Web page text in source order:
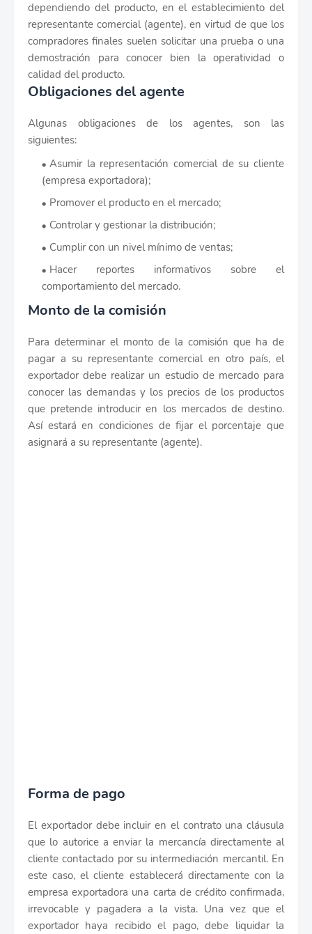
dependiendo del producto, en el establecimiento del
representante comercial (agente), en virtud de que los
compradores finales suelen solicitar una prueba o una
demostración para conocer bien la operatividad o
calidad del producto.
Obligaciones del agente
Algunas obligaciones de los agentes, son las
siguientes:
Asumir la representación comercial de su cliente
(empresa exportadora);
Promover el producto en el mercado;
Controlar y gestionar la distribución;
Cumplir con un nivel mínimo de ventas;
Hacer reportes informativos sobre el
comportamiento del mercado.
Monto de la comisión
Para determinar el monto de la comisión que ha de
pagar a su representante comercial en otro país, el
exportador debe realizar un estudio de mercado para
conocer las demandas y los precios de los productos
que pretende introducir en los mercados de destino.
Así estará en condiciones de fijar el porcentaje que
asignará a su representante (agente).
Forma de pago
El exportador debe incluir en el contrato una cláusula
que lo autorice a enviar la mercancía directamente al
cliente contactado por su intermediación mercantil. En
este caso, el cliente establecerá directamente con la
empresa exportadora una carta de crédito confirmada,
irrevocable y pagadera a la vista. Una vez que el
exportador haya recibido el pago, debe liquidar la